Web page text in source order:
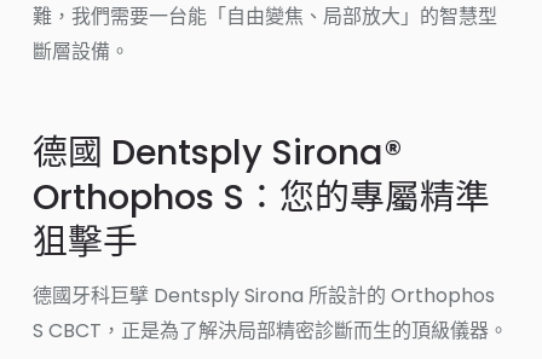
難，我們需要一台能「自由變焦、局部放大」的智慧型
斷層設備。
德國 Dentsply Sirona®
Orthophos S：您的專屬精準
狙擊手
德國牙科巨擘 Dentsply Sirona 所設計的 Orthophos
S CBCT，正是為了解決局部精密診斷而生的頂級儀器。